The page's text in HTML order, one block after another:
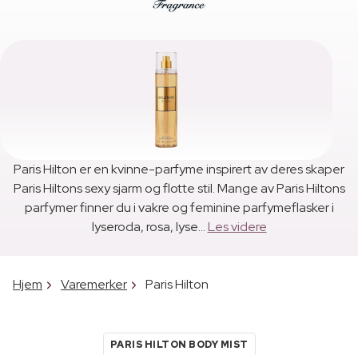
Paris Hilton er en kvinne-parfyme inspirert av deres skaper
Paris Hiltons sexy sjarm og flotte stil. Mange av Paris Hiltons
parfymer finner du i vakre og feminine parfymeflasker i
lyseroda, rosa, lyse...Les videre
Hjem Varemerker Paris Hilton
PARIS HILTON BODY MIST